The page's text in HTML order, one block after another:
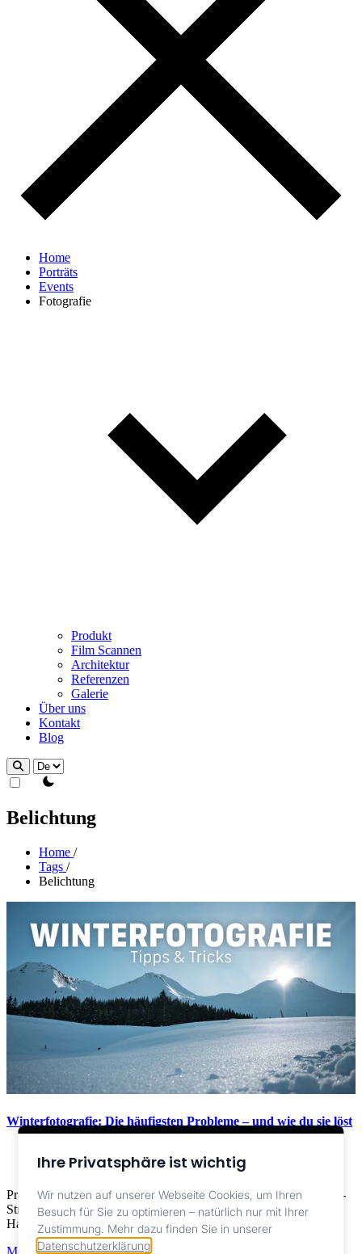
Home
Porträts
Events
Fotografie
Produkt
Film Scannen
Architektur
Referenzen
Galerie
Über uns
Kontakt
Blog
theme switcher
Belichtung
Home /
Tags /
Belichtung
Winterfotografie: Die häufigsten Probleme – und wie du sie löst
Bildung ,Fotografie
Praxisguide für Winterfotografie: Scharfe Bilder trotz Kälte, Akku-
Strategien, Belichtung im Schnee, sichere Bedienung mit
Handschuhen und Ausrüstungs-Tipps
Ihre Privatsphäre ist wichtig
Wir nutzen auf unserer Webseite Cookies, um Ihren
Besuch für Sie zu optimieren – natürlich nur mit Ihrer
Zustimmung. Mehr dazu finden Sie in unserer
Datenschutzerklärung